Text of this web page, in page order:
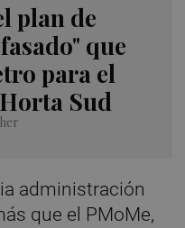
plan de
que
para el
Sud
administración
que el PMoMe,